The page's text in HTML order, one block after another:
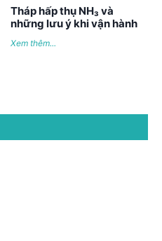
Tháp hấp thụ NH₃ và
những lưu ý khi vận hành
Xem thêm...